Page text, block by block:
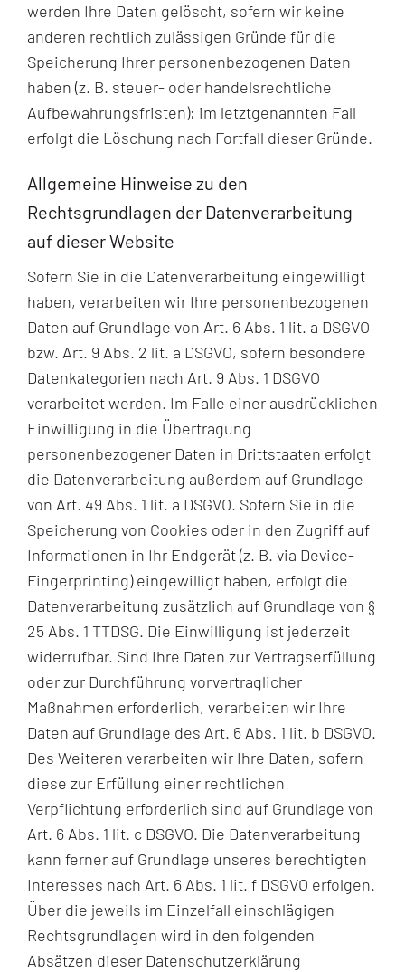
werden Ihre Daten gelöscht, sofern wir keine
anderen rechtlich zulässigen Gründe für die
Speicherung Ihrer personenbezogenen Daten
haben (z. B. steuer- oder handelsrechtliche
Aufbewahrungsfristen); im letztgenannten Fall
erfolgt die Löschung nach Fortfall dieser Gründe.
Allgemeine Hinweise zu den
Rechtsgrundlagen der Datenverarbeitung
auf dieser Website
Sofern Sie in die Datenverarbeitung eingewilligt
haben, verarbeiten wir Ihre personenbezogenen
Daten auf Grundlage von Art. 6 Abs. 1 lit. a DSGVO
bzw. Art. 9 Abs. 2 lit. a DSGVO, sofern besondere
Datenkategorien nach Art. 9 Abs. 1 DSGVO
verarbeitet werden. Im Falle einer ausdrücklichen
Einwilligung in die Übertragung
personenbezogener Daten in Drittstaaten erfolgt
die Datenverarbeitung außerdem auf Grundlage
von Art. 49 Abs. 1 lit. a DSGVO. Sofern Sie in die
Speicherung von Cookies oder in den Zugriff auf
Informationen in Ihr Endgerät (z. B. via Device-
Fingerprinting) eingewilligt haben, erfolgt die
Datenverarbeitung zusätzlich auf Grundlage von §
25 Abs. 1 TTDSG. Die Einwilligung ist jederzeit
widerrufbar. Sind Ihre Daten zur Vertragserfüllung
oder zur Durchführung vorvertraglicher
Maßnahmen erforderlich, verarbeiten wir Ihre
Daten auf Grundlage des Art. 6 Abs. 1 lit. b DSGVO.
Des Weiteren verarbeiten wir Ihre Daten, sofern
diese zur Erfüllung einer rechtlichen
Verpflichtung erforderlich sind auf Grundlage von
Art. 6 Abs. 1 lit. c DSGVO. Die Datenverarbeitung
kann ferner auf Grundlage unseres berechtigten
Interesses nach Art. 6 Abs. 1 lit. f DSGVO erfolgen.
Über die jeweils im Einzelfall einschlägigen
Rechtsgrundlagen wird in den folgenden
Absätzen dieser Datenschutzerklärung